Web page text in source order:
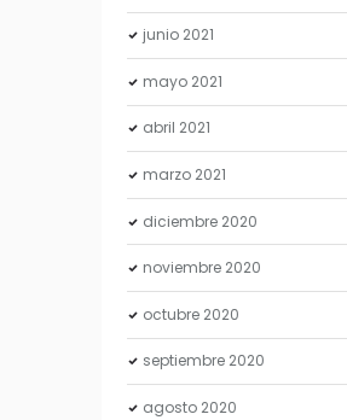
junio 2021
mayo 2021
abril 2021
marzo 2021
diciembre 2020
noviembre 2020
octubre 2020
septiembre 2020
agosto 2020